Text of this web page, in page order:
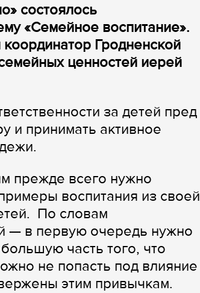
состоялось
«Семейное воспитание».
Гродненской
ценностей иерей
за детей пред
и принимать активное
прежде всего нужно
воспитания из своей
По словам
— в первую очередь нужно
часть того, что
не попасть под влияние
этим привычкам.